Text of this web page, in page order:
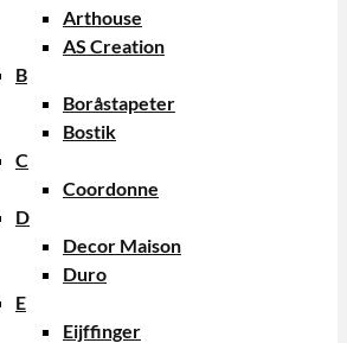
Arthouse
AS Creation
B
Boråstapeter
Bostik
C
Coordonne
D
Decor Maison
Duro
E
Eijffinger